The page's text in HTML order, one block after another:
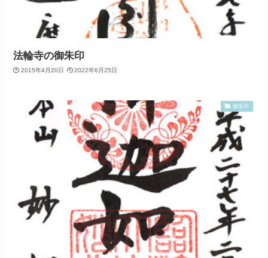
法輪寺の御朱印
2015年4月20日 2022年6月25日
御朱印